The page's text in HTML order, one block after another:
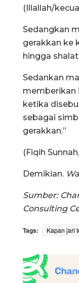
(Illallah/
Sedangkan
gerakkan ke
hingga
Sedankan
memberikan
ketika
sebagai
gerakkan.”
(Fiqih Sunnah,
Demikian.
Sumber:
Consulting
Tags: Kapan jari